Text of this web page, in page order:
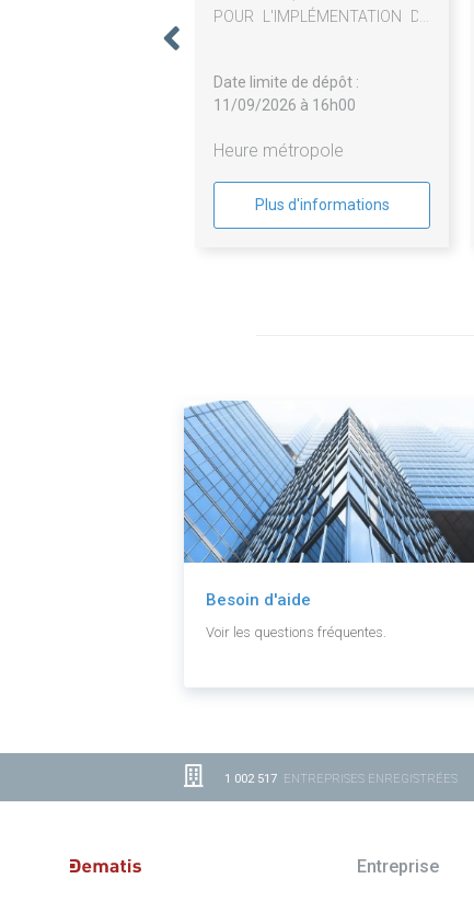
POUR L'IMPLÉMENTATION DU
Date limite de dépôt :
11/09/2026 à 16h00
Heure métropole
Plus d'informations
Besoin d'aide
Voir les questions fréquentes.
1 002 517 ENTREPRISES ENREGISTRÉES
Entreprise